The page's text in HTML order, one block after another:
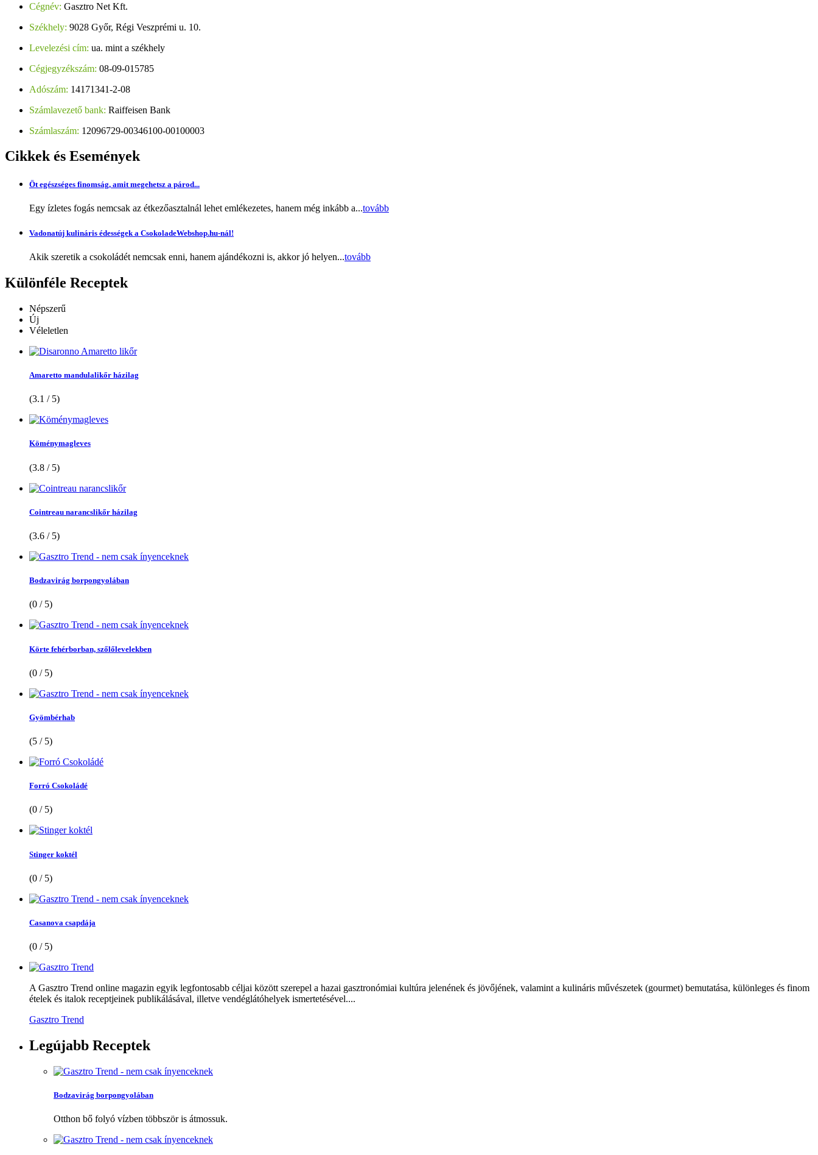
Cégnév: Gasztro Net Kft.
Székhely: 9028 Győr, Régi Veszprémi u. 10.
Levelezési cím: ua. mint a székhely
Cégjegyzékszám: 08-09-015785
Adószám: 14171341-2-08
Számlavezető bank: Raiffeisen Bank
Számlaszám: 12096729-00346100-00100003
Cikkekés Események
Öt egészséges finomság, amit megehetsz a párod...
Egy ízletes fogás nemcsak az étkezőasztalnál lehet emlékezetes, hanem még inkább a...tovább
Vadonatúj kulináris édességek a CsokoladeWebshop.hu-nál!
Akik szeretik a csokoládét nemcsak enni, hanem ajándékozni is, akkor jó helyen...tovább
Különféle Receptek
Népszerű
Új
Véleletlen
Amaretto mandulalikőr házilag
(3.1 / 5)
Köménymagleves
(3.8 / 5)
Cointreau narancslikőr házilag
(3.6 / 5)
Bodzavirág borpongyolában
(0 / 5)
Körte fehérborban, szőlőlevelekben
(0 / 5)
Gyömbérhab
(5 / 5)
Forró Csokoládé
(0 / 5)
Stinger koktél
(0 / 5)
Casanova csapdája
(0 / 5)
A Gasztro Trend online magazin egyik legfontosabb céljai között szerepel a hazai gasztronómiai kultúra jelenének és jövőjének, valamint a kulináris művészetek (gourmet) bemutatása, különleges és finom
ételek és italok receptjeinek publikálásával, illetve vendéglátóhelyek ismertetésével....
Gasztro Trend
Legújabb Receptek
Bodzavirág borpongyolában
Otthon bő folyó vízben többször is átmossuk.